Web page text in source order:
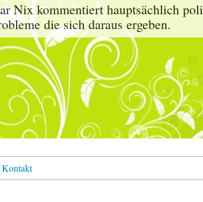
Nix kommentiert hauptsächlich
die sich daraus ergeben.
Kontakt